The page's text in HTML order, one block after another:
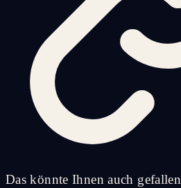
Das könnte Ihnen auch gefallen